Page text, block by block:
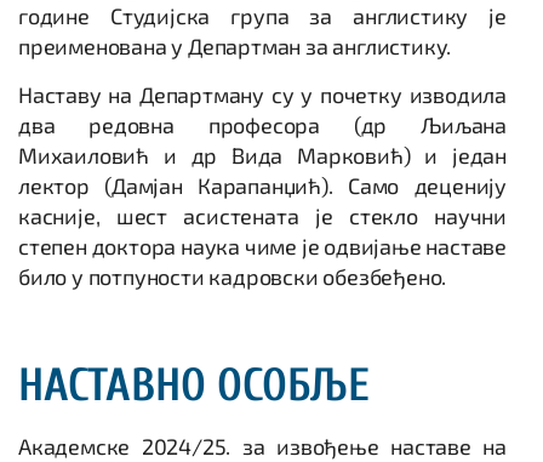
године Студијска група за англистику је
преименована у Департман за англистику.
Наставу на Департману су у почетку изводила
два редовна професора (др Љиљана
Михаиловић и др Вида Марковић) и један
лектор (Дамјан Карапанџић). Само деценију
касније, шест асистената је стекло научни
степен доктора наука чиме је одвијање наставе
било у потпуности кадровски обезбеђено.
НАСТАВНО ОСОБЉЕ
Академске 2024/25. за извођење наставе на